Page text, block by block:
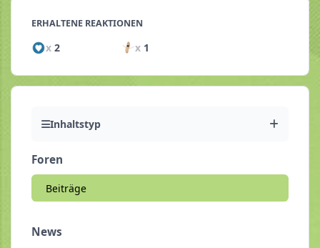
ERHALTENE REAKTIONEN
x 2 x1
Inhaltstyp
Foren
Beiträge
News